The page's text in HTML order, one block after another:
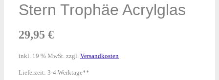
Stern Trophäe Acrylglas
29,95 €
inkl. 19 % MwSt. zzgl. Versandkosten
Lieferzeit: 3-4 Werktage**